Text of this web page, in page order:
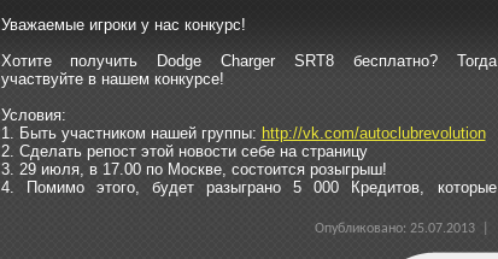
Уважаемые игроки у нас конкурс!
Хотите получить Dodge Charger SRT8 бесплатно? Тогда
участвуйте в нашем конкурсе!
Условия:
1. Быть участником нашей группы: http://vk.com/autoclubrevolution
2. Сделать репост этой новости себе на страницу
3. 29 июля, в 17.00 по Москве, состоится розыгрыш!
4. Помимо этого, будет разыграно 5 000 Кредитов, которые
Опубликовано: 25.07.2013 |